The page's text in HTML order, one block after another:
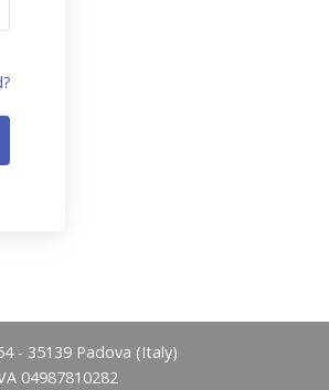
- 35139 Padova (Italy)
04987810282